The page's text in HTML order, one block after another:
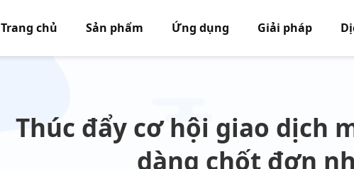
Trang chủ Sản phẩm Ứng dụng Giải pháp
Thúc đẩy cơ hội giao dịch
dàng chốt đơn